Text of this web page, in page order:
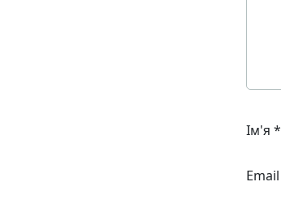
Ім'я *
Email